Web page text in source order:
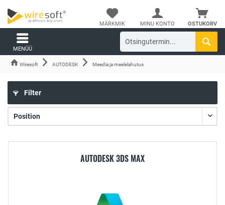
OSTUKORV
MÄRKMIK MINU KONTO
MENÜÜ
Wiresoft AUTODESK Meedia ja meelelahutus
Filter
AUTODESK 3DS MAX